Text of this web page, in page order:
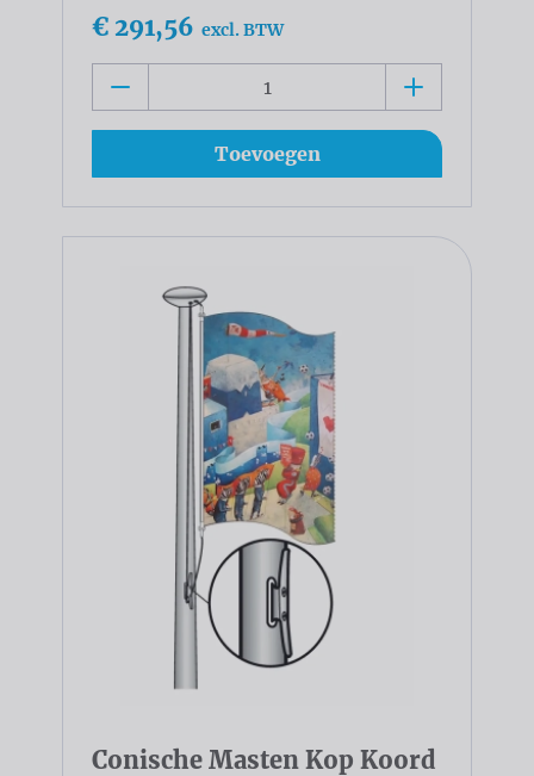
€ 291,56 excl. BTW
Toevoegen
Conische Masten Kop Koord